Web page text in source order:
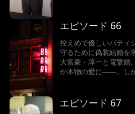
かる！
エピソード 66
控えめで優しいパティ
守るために偽装結婚を
大富豪・淳一と電撃婚
か本物の愛に――。し
かる！
エピソード 67